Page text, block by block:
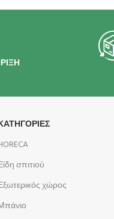
σπιτιού
χώρος